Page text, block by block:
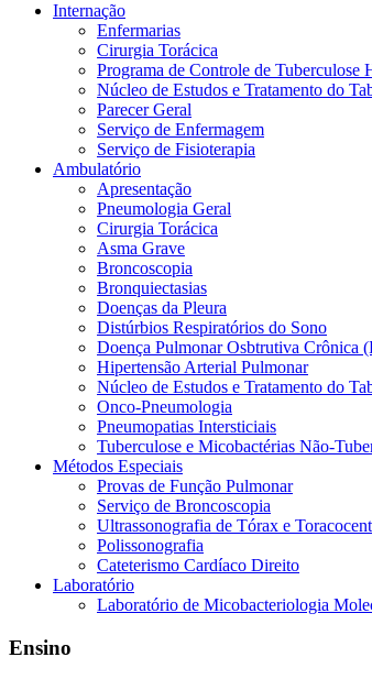
Internação
Enfermarias
Cirurgia Torácica
Programa de Controle de Tuberculose
Núcleo de Estudos e Tratamento do
Parecer Geral
Serviço de Enfermagem
Serviço de Fisioterapia
Ambulatório
Apresentação
Pneumologia Geral
Cirurgia Torácica
Asma Grave
Broncoscopia
Bronquiectasias
Doenças da Pleura
Distúrbios Respiratórios do Sono
Doença Pulmonar Osbtrutiva Crônica
Hipertensão Arterial Pulmonar
Núcleo de Estudos e Tratamento do
Onco-Pneumologia
Pneumopatias Intersticiais
Tuberculose e Micobactérias Não-
Métodos Especiais
Provas de Função Pulmonar
Serviço de Broncoscopia
Ultrassonografia de Tórax e
Polissonografia
Cateterismo Cardíaco Direito
Laboratório
Laboratório de Micobacteriologia
Ensino